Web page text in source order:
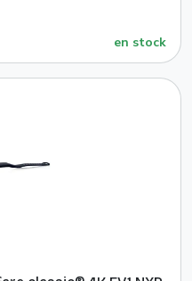
en stock